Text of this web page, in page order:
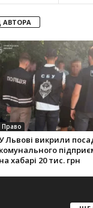
АВТОРА
Право
Львові викрили
комунального
на хабарі 20 тис. грн